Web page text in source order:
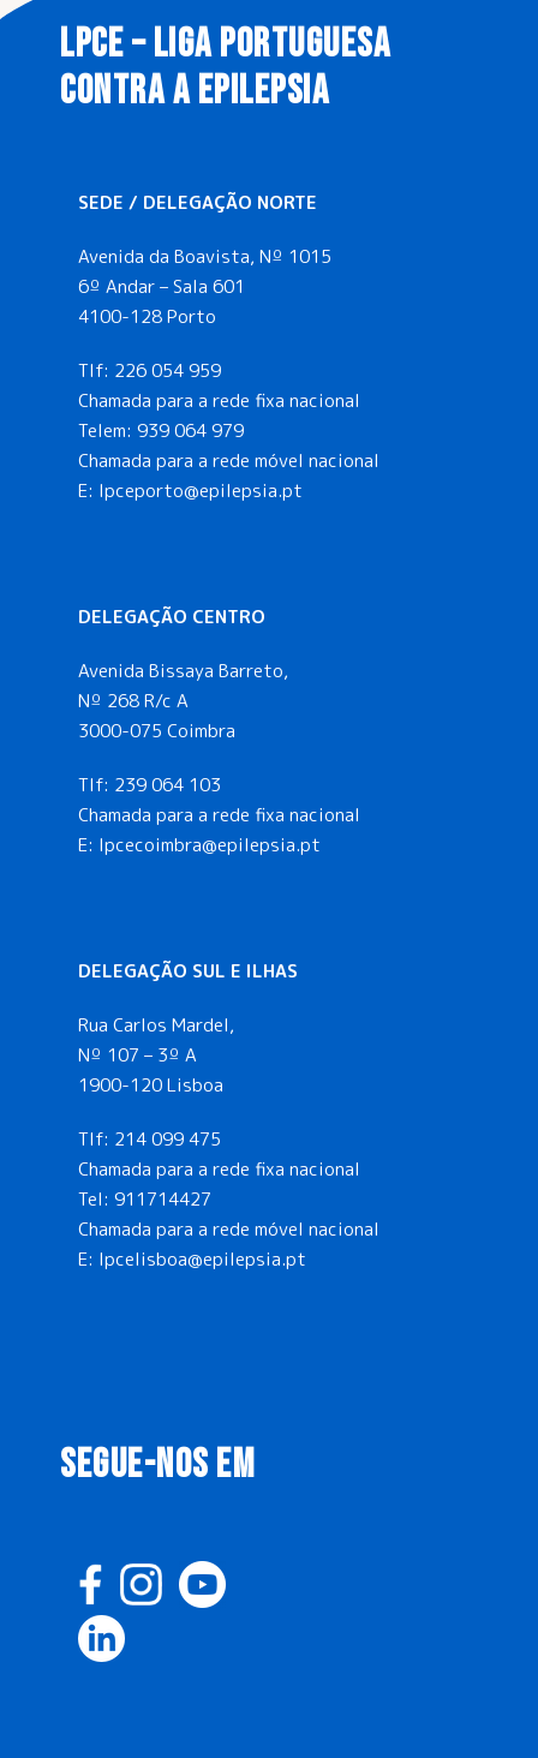
LPCE – LIGA PORTUGUESA
CONTRA A EPILEPSIA
SEDE / DELEGAÇÃO NORTE
Avenida da Boavista, Nº 1015
6º Andar – Sala 601
4100-128 Porto
Tlf: 226 054 959
Chamada para a rede fixa nacional
Telem: 939 064 979
Chamada para a rede móvel nacional
E: lpceporto@epilepsia.pt
DELEGAÇÃO CENTRO
Avenida Bissaya Barreto,
Nº 268 R/c A
3000-075 Coimbra
Tlf: 239 064 103
Chamada para a rede fixa nacional
E: lpcecoimbra@epilepsia.pt
DELEGAÇÃO SUL E ILHAS
Rua Carlos Mardel,
Nº 107 – 3º A
1900-120 Lisboa
Tlf: 214 099 475
Chamada para a rede fixa nacional
Tel: 911714427
Chamada para a rede móvel nacional
E: lpcelisboa@epilepsia.pt
SEGUE-NOS EM